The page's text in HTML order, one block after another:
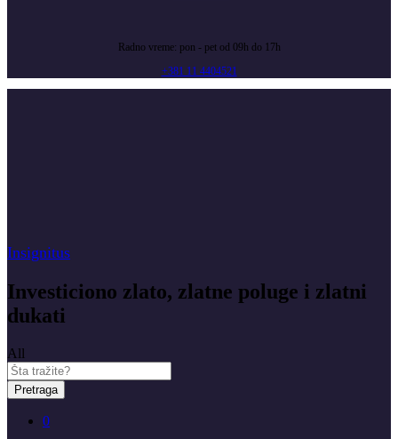
Radno vreme: pon - pet od 09h do 17h
+381 11 4404521
Insignitus
Investiciono zlato, zlatne poluge i zlatni
dukati
All
Pretraga
0